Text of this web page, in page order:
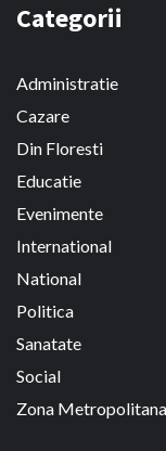
Categorii
Administratie
Cazare
Din Floresti
Educatie
Evenimente
International
National
Politica
Sanatate
Social
Zona Metropolitana